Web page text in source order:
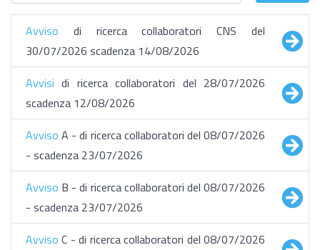
Avviso di ricerca collaboratori CNS del
30/07/2026 scadenza 14/08/2026
Avvisi di ricerca collaboratori del 28/07/2026
scadenza 12/08/2026
Avviso A - di ricerca collaboratori del 08/07/2026
- scadenza 23/07/2026
Avviso B - di ricerca collaboratori del 08/07/2026
- scadenza 23/07/2026
Avviso C - di ricerca collaboratori del 08/07/2026